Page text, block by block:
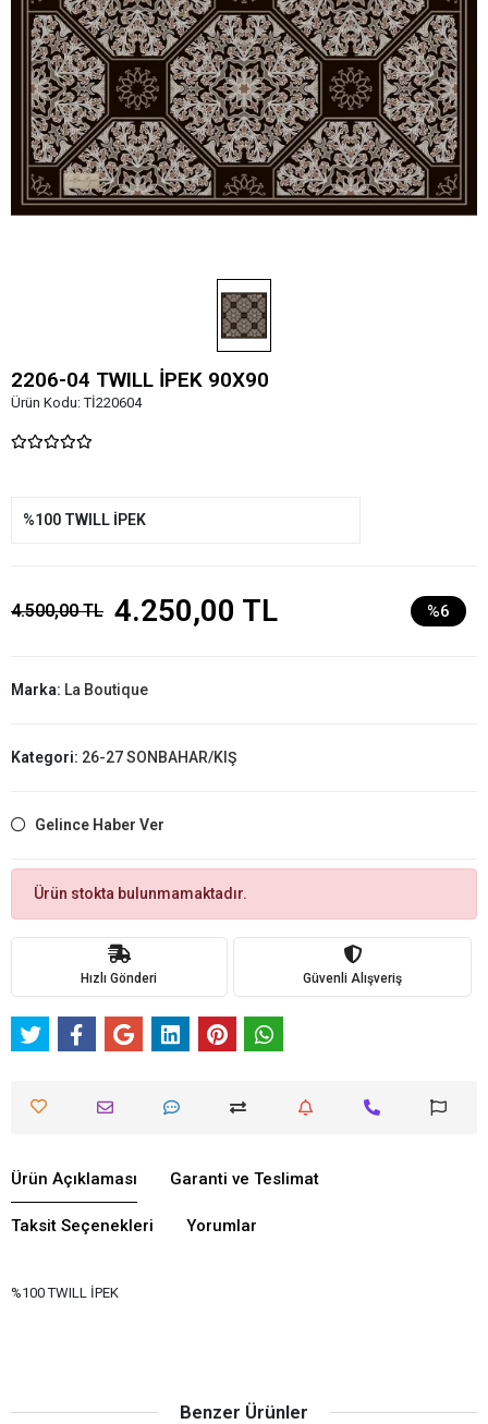
2206-04 TWILL İPEK 90X90
Ürün Kodu:Tİ220604
%100 TWILL İPEK
4.500,00 TL 4.250,00 TL %6
Marka: La Boutique
Kategori: 26-27 SONBAHAR/KIŞ
Gelince Haber Ver
Ürün stokta bulunmamaktadır.
Hızlı Gönderi Güvenli Alışveriş
Ürün Açıklaması Garanti ve Teslimat
Taksit Seçenekleri Yorumlar
%100 TWILL İPEK
Benzer Ürünler